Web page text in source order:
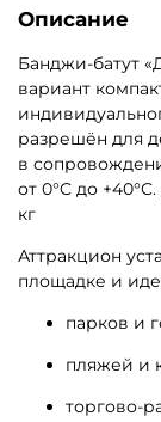
Описание
Банджи-батут
вариант
разрешён для
в
от 0°C до
кг
Аттракцион
площадке и
парков и
пляжей и
торгово-